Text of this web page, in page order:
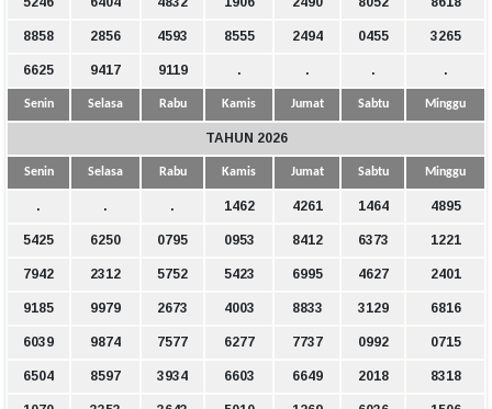
8858 2856 4593 8555 2494 0455 3265
6625 9417 9119 . . . .
Senin Selasa Rabu Kamis Jumat Sabtu Minggu
TAHUN 2026
Senin Selasa Rabu Kamis Jumat Sabtu Minggu
. . . 1462 4261 1464 4895
5425 6250 0795 0953 8412 6373 1221
7942 2312 5752 5423 6995 4627 2401
9185 9979 2673 4003 8833 3129 6816
6039 9874 7577 6277 7737 0992 0715
6504 8597 3934 6603 6649 2018 8318